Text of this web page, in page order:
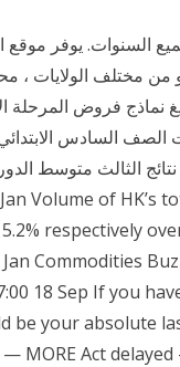
السنوات. يوفر موقع
من مختلف الولايات
المرحلة الأولى
respectively
Commodities
18 Sep If you
be your absolute
MORE Act